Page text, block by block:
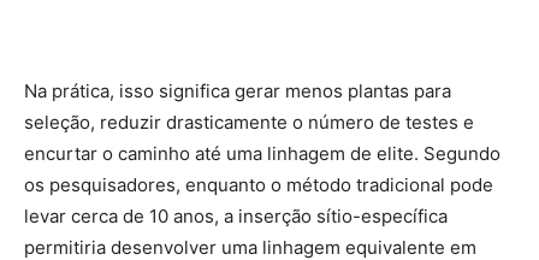
Na prática, isso significa gerar menos plantas para
seleção, reduzir drasticamente o número de testes e
encurtar o caminho até uma linhagem de elite. Segundo
os pesquisadores, enquanto o método tradicional pode
levar cerca de 10 anos, a inserção sítio-específica
permitiria desenvolver uma linhagem equivalente em